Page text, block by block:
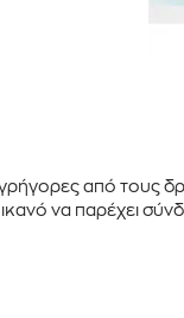
από τους
ικανό να παρέχει